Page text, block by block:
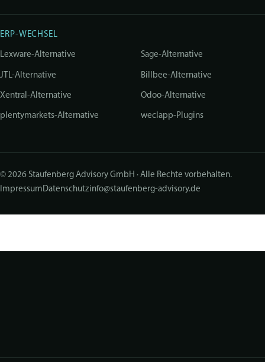
ERP-WECHSEL
Lexware-Alternative
Sage-Alternative
JTL-Alternative
Billbee-Alternative
Xentral-Alternative
Odoo-Alternative
plentymarkets-Alternative
weclapp-Plugins
© 2026 Staufenberg Advisory GmbH · Alle Rechte vorbehalten.
ImpressumDatenschutzinfo@staufenberg-advisory.de